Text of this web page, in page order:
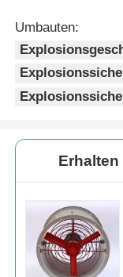
Umbauten: